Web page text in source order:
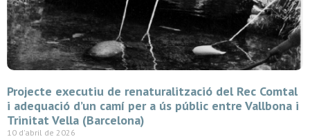
Projecte executiu de renaturalització del Rec Comtal
i adequació d’un camí per a ús públic entre Vallbona i
Trinitat Vella (Barcelona)
10 d'abril de 2026